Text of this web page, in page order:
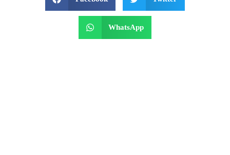
WhatsApp